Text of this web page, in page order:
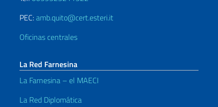
PEC:amb.quito@cert.esteri.it
Oficinas centrales
La Red Farnesina
La Farnesina – el MAECI
La Red Diplomática